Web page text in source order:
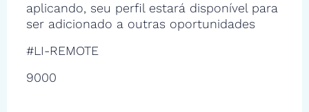
aplicando, seu perfil estará disponível para
ser adicionado a outras oportunidades
#LI-REMOTE
9000